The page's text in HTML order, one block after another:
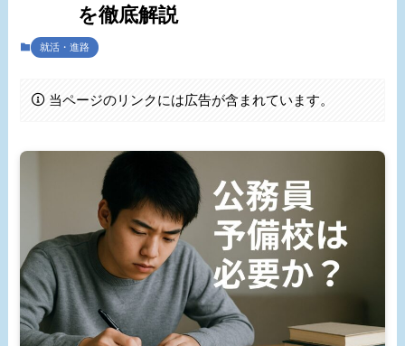
を徹底解説
就活・進路
当ページのリンクには広告が含まれています。